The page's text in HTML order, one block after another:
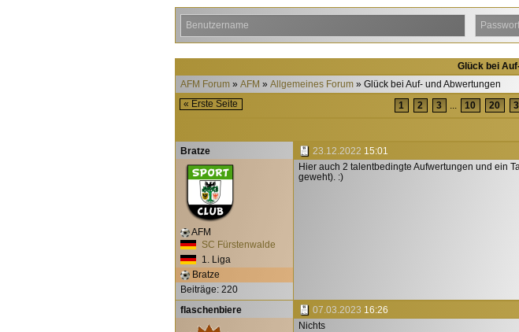
Glück bei
AFM Forum
AFM Allgemeines Forum
Glück bei Auf- und Abwertungen
« Erste Seite
1 2 3 ... 10 20
Bratze
AFM
SC Fürstenwalde
1. Liga
Bratze
Beiträge: 220
23.12.2022 15:01
Hier auch 2 talentbedingte Aufwertungen und ein
geweht). :)
flaschenbiere 07.03.2023 16:26
Nichts